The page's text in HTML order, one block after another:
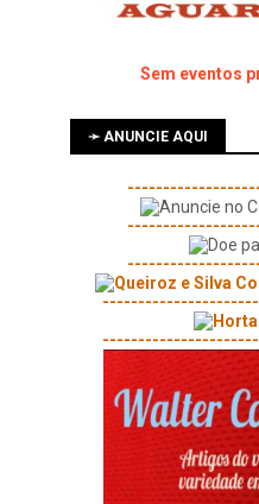
Sem eventos
➛ ANUNCIE AQUI